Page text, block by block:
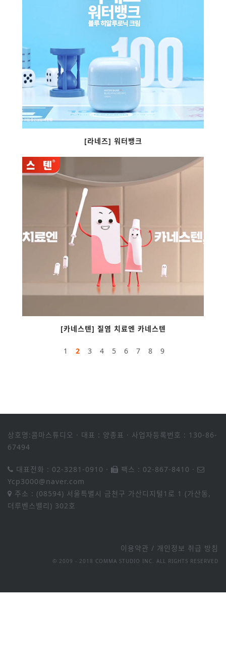
[라네즈] 워터뱅크
[카네스텐] 질염 치료엔 카네스텐
1 2 3 4 5 6 7 8 9
상호명:콤마스튜디오 · 대표 : 양종표 · 사업자등록번호 : 130-86-
67494
대표전화 : 02-3281-0910 · 팩스 : 02-867-8410 ·
Ycp3000@naver.com
주소 : (08594) 서울특별시 금천구 가산디지털1로 1 (가산동,
더루벤스밸리) 302호
이용약관 / 개인정보 취급 방침
© 2009 - 2018 COMMA STUDIO INC. ALL RIGHTS RESERVED